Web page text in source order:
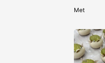
Met